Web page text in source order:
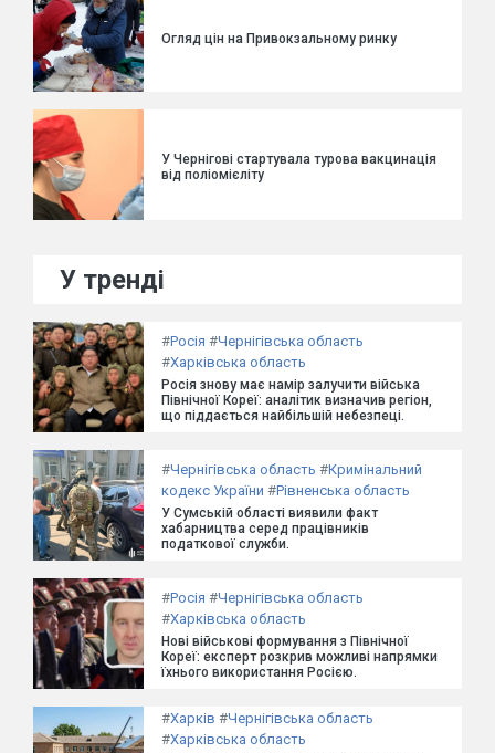
Огляд цін на Привокзальному ринку
У Чернігові стартувала турова вакцинація
від поліомієліту
У тренді
#Росія #Чернігівська область
#Харківська область
Росія знову має намір залучити війська
Північної Кореї: аналітик визначив регіон,
що піддається найбільшій небезпеці.
#Чернігівська область #Кримінальний
кодекс України #Рівненська область
У Сумській області виявили факт
хабарництва серед працівників
податкової служби.
#Росія #Чернігівська область
#Харківська область
Нові військові формування з Північної
Кореї: експерт розкрив можливі напрямки
їхнього використання Росією.
#Харків #Чернігівська область
#Харківська область